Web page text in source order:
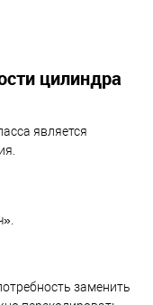
цилиндра
является
заменить